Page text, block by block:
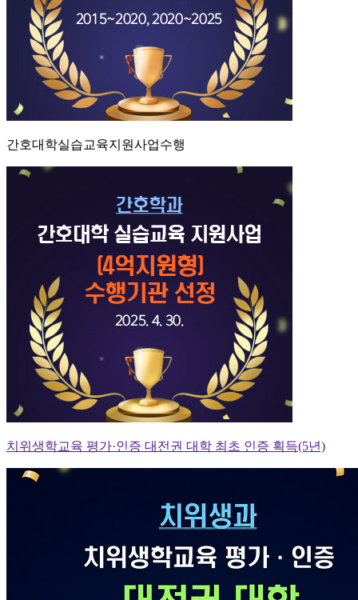
간호대학실습교육지원사업수행
치위생학교육 평가·인증 대전권 대학 최초 인증 획득(5년)